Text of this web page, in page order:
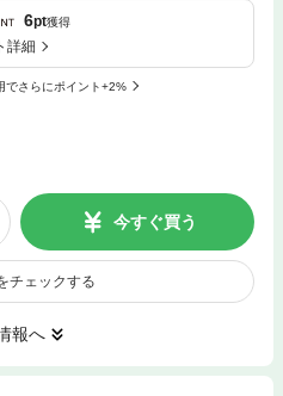
6pt獲得
詳細
でさらにポイント+2%
今すぐ買う
チェックする
報へ